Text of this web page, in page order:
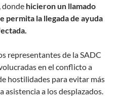
donde hicieron un llamado
permita la llegada de ayuda
representantes de la SADC
en el conflicto a
hostilidades para evitar más
asistencia a los desplazados.